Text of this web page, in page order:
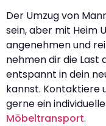
Der Umzug von
sein, aber mit Heim
angenehmen und
nehmen dir die Last
entspannt in dein
kannst. Kontaktiere
gerne ein
Möbeltransport.